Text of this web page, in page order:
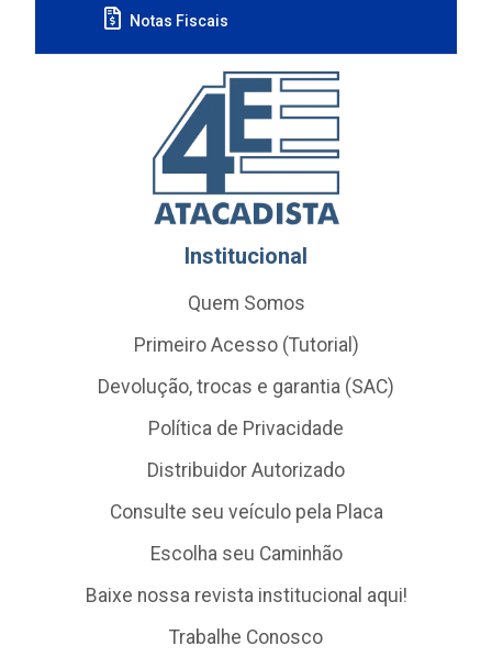
Notas Fiscais
Institucional
Quem Somos
Primeiro Acesso (Tutorial)
Devolução, trocas e garantia (SAC)
Política de Privacidade
Distribuidor Autorizado
Consulte seu veículo pela Placa
Escolha seu Caminhão
Baixe nossa revista institucional aqui!
Trabalhe Conosco